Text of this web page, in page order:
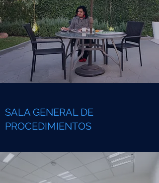
SALA GENERAL DE
PROCEDIMIENTOS